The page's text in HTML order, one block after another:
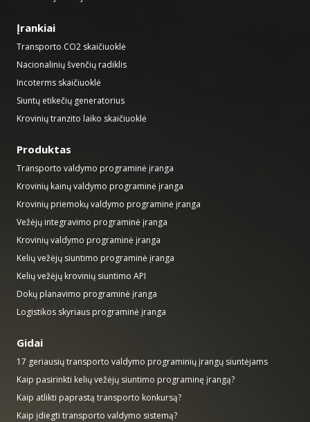
Įrankiai
Transporto CO2 skaičiuoklė
Nacionalinių švenčių radiklis
Incoterms skaičiuoklė
Siuntų etikečių generatorius
Krovinių tranzito laiko skaičiuoklė
Produktas
Transporto valdymo programinė įranga
Krovinių kainų valdymo programinė įranga
Krovinių priemokų valdymo programinė įranga
Vežėjų integravimo programinė įranga
Krovinių valdymo programinė įranga
Kelių vežėjų siuntimo programinė įranga
Kelių vežėjų krovinių siuntimo API
Dokų planavimo programinė įranga
Logistikos skyriaus programinė įranga
Gidai
17 geriausių transporto valdymo programinių įrangų siuntėjams
Kaip pasirinkti kelių vežėjų siuntimo programinę įrangą?
Kaip atlikti paprastą transporto konkursą?
Kaip įdiegti transporto valdymo sistemą?